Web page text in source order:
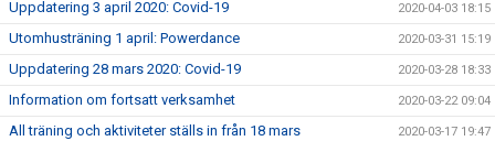
Uppdatering 3 april 2020: Covid-19 2020-04-03 18:15
Utomhusträning 1 april: Powerdance 2020-03-31 15:19
Uppdatering 28 mars 2020: Covid-19 2020-03-28 18:33
Information om fortsatt verksamhet 2020-03-22 09:04
All träning och aktiviteter ställs in från 18 mars 2020-03-17 19:47